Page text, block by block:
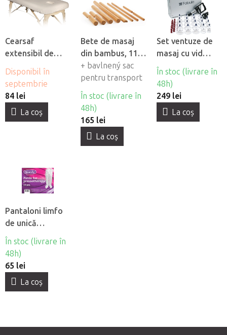
Cearsaf
extensibil de
flanel Fabulo cu
orificiu pentru
fată
Disponibil în
septembrie
84 lei
La coş
Bete de masaj
din bambus, 11
buc
+ bavlnený sac
pentru transport
În stoc (livrare în
48h)
165 lei
La coş
Set ventuze de
masaj cu vid
Fabulo Luxury 19
buc
În stoc (livrare în
48h)
249 lei
La coş
Pantaloni limfo
de unică
folosintă din
material netesut
Beautyfor®, 10
buc
În stoc (livrare în
48h)
65 lei
La coş